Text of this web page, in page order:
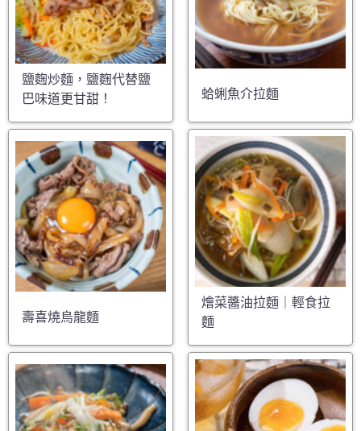
鹽麴炒麵，鹽麴代替鹽
巴味道更甘甜！
蛤蜊魚介拉麵
壽喜燒烏龍麵
燴菜醬油拉麵｜輕食拉
麵